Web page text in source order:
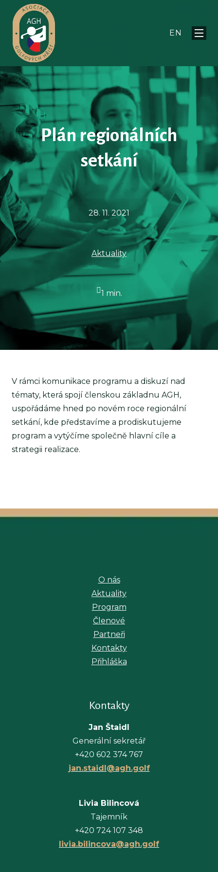
Menu
CS
EN
O
CS
EN
Plán regionálních
setkání
28. 11. 2021
Aktuality
1 min.
V rámci komunikace programu a diskuzí nad
tématy, která spojí členskou základnu AGH,
uspořádáme hned po novém roce regionální
setkání, kde představíme a prodiskutujeme
program a vytýčíme společně hlavní cíle a
strategii realizace.
O nás
Aktuality
Program
Členové
Partneři
Kontakty
Přihláška
Kontakty
Jan Štaidl
Generální sekretář
+420 602 374 767
jan.staidl@agh.golf
Livia Bilincová
Tajemník
+420 724 107 348
livia.bilincova@agh.golf